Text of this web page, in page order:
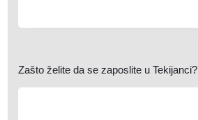
Zašto želite da se zaposlite u Tekijanci?